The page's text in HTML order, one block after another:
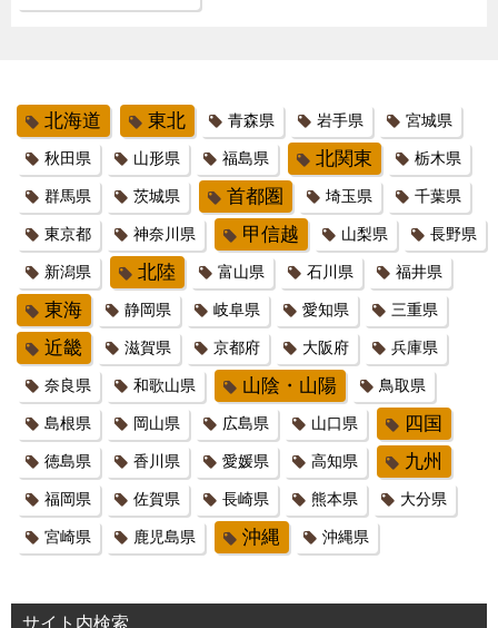
北海道 東北 青森県 岩手県 宮城県
秋田県 山形県 福島県 北関東 栃木県
群馬県 茨城県 首都圏 埼玉県 千葉県
東京都 神奈川県 甲信越 山梨県 長野県
新潟県 北陸 富山県 石川県 福井県
東海 静岡県 岐阜県 愛知県 三重県
近畿 滋賀県 京都府 大阪府 兵庫県
奈良県 和歌山県 山陰・山陽 鳥取県
島根県 岡山県 広島県 山口県 四国
徳島県 香川県 愛媛県 高知県 九州
福岡県 佐賀県 長崎県 熊本県 大分県
宮崎県 鹿児島県 沖縄 沖縄県
サイト内検索